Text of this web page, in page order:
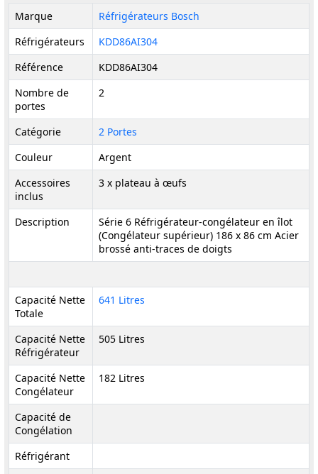
Marque
Réfrigérateurs Bosch
Réfrigérateurs
KDD86AI304
Référence
KDD86AI304
Nombre de
portes
2
Catégorie
2 Portes
Couleur
Argent
Accessoires
inclus
3 x plateau à œufs
Description
Série 6 Réfrigérateur-congélateur en îlot
(Congélateur supérieur) 186 x 86 cm Acier
brossé anti-traces de doigts
Capacité Nette
Totale
641 Litres
Capacité Nette
Réfrigérateur
505 Litres
Capacité Nette
Congélateur
182 Litres
Capacité de
Congélation
Réfrigérant